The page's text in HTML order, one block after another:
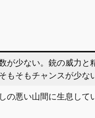
が少ない。銃の威力と
もそもチャンスが少な
の悪い山間に生息し